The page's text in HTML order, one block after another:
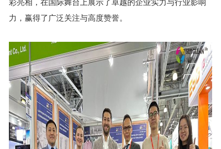
彩亮相，在国际舞台上展示了卓越的企业实力与行业影响
力，赢得了广泛关注与高度赞誉。